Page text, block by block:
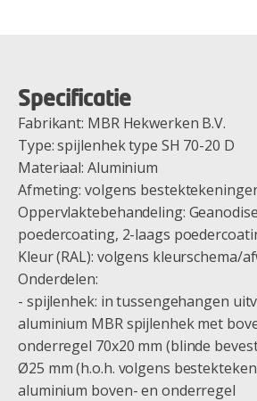
Specificatie
Fabrikant: MBR Hekwerken B.V.
Type: spijlenhek type SH 70-20 D
Materiaal: Aluminium
Afmeting: volgens
Oppervlaktebehandeling:
poedercoating, 2-laags
Kleur (RAL): volgens kleurschema/
Onderdelen:
- spijlenhek: in tussengehangen
aluminium MBR spijlenhek met
onderregel 70x20 mm (blinde
Ø25 mm (h.o.h. volgens
aluminium boven- en onderregel